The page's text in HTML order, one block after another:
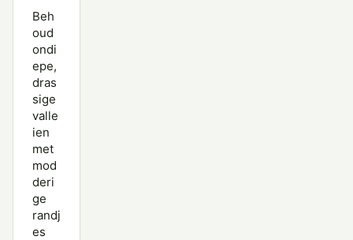
Beh
oud
ondi
epe,
dras
sige
valle
ien
met
mod
deri
ge
randj
es